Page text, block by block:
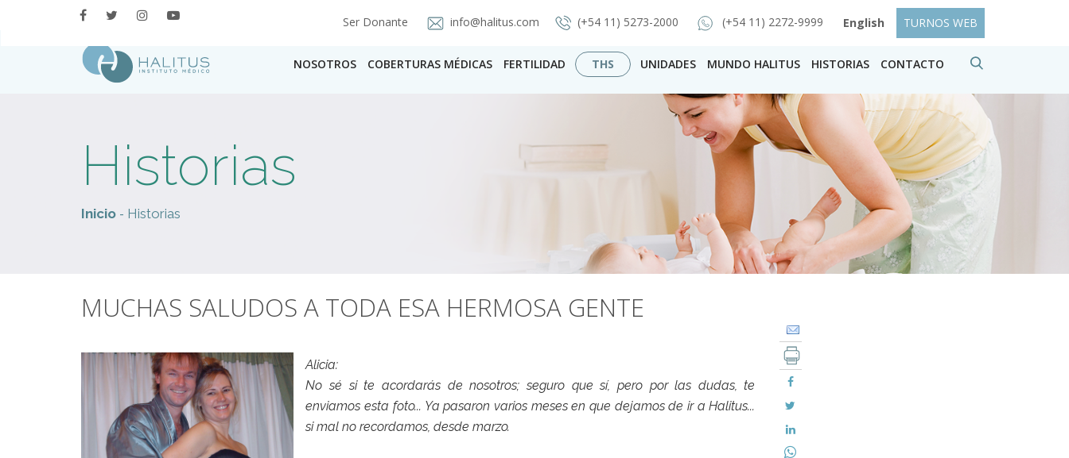
Ser Donante info@halitus.com (+54 11) 5273-2000 (+54 11) 2272-9999 English TURNOS WEB
NOSOTROS COBERTURAS MÉDICAS FERTILIDAD THS UNIDADES MUNDO HALITUS HISTORIAS CONTACTO
Historias
Inicio - Historias
MUCHAS SALUDOS A TODA ESA HERMOSA GENTE
Alicia:
No sé si te acordarás de nosotros; seguro que sí, pero por las dudas, te
enviamos esta foto... Ya pasaron varios meses en que dejamos de ir a Halitus...
si mal no recordamos, desde marzo.